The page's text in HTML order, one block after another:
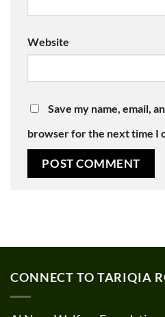
Website
Save my name, email,
browser for the next time I
CONNECT TO TARIQIA